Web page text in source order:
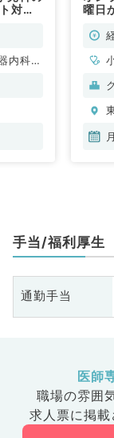
対応
内科、
曜日
小
勤）
手当/福利厚生
通勤手当
医師
職場の雰囲
求人票に掲載